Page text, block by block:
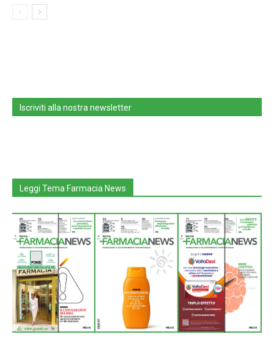
Iscriviti alla nostra newsletter
Leggi Tema Farmacia News